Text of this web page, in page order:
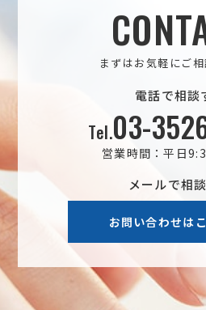
まずはお気軽にご
電話で相談
Tel.03-
営業時間：平日
メールで相
お問い合わせは